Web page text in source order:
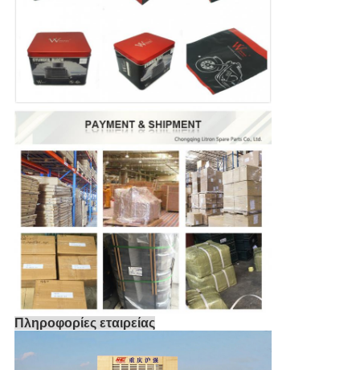
Πληροφορίες εταιρείας